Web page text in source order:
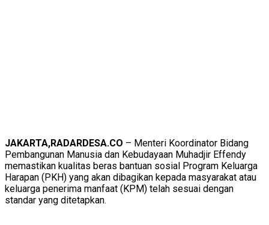
JAKARTA,RADARDESA.CO – Menteri Koordinator Bidang
Pembangunan Manusia dan Kebudayaan Muhadjir Effendy
memastikan kualitas beras bantuan sosial Program Keluarga
Harapan (PKH) yang akan dibagikan kepada masyarakat atau
keluarga penerima manfaat (KPM) telah sesuai dengan
standar yang ditetapkan.